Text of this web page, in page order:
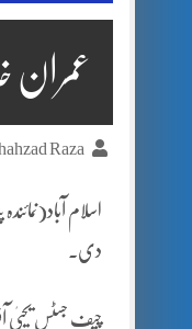
عمران خان کی 9 مئی کیسز میں
Raza
دی۔
چیف جسٹس یحییٰ